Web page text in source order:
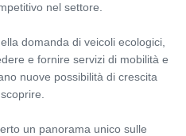
nel settore.
domanda di veicoli ecologici,
e fornire servizi di mobilità e
nuove possibilità di crescita
un panorama unico sulle